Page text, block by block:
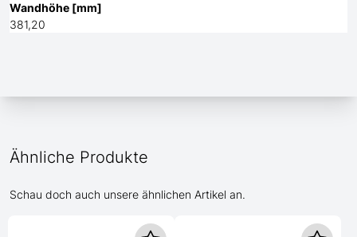
Wandhöhe [mm]
381,20
Ähnliche Produkte
Schau doch auch unsere ähnlichen Artikel an.